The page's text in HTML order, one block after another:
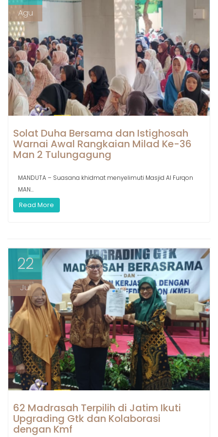
Agu
Solat Duha Bersama dan Istighosah
Warnai Awal Rangkaian Milad Ke-36
Man 2 Tulungagung
MANDUTA – Suasana khidmat menyelimuti Masjid Al Furqon
MAN...
Read More
22
Jul
62 Madrasah Terpilih di Jatim Ikuti
Upgrading Gtk dan Kolaborasi
dengan Kmf